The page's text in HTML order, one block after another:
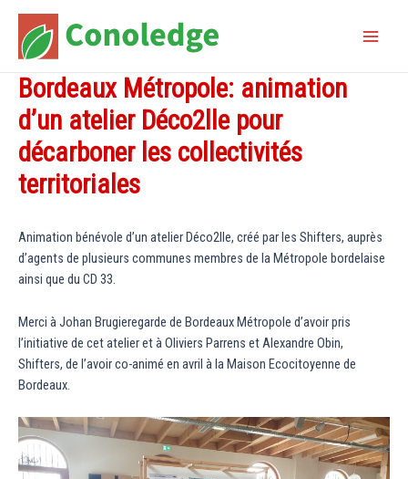
contenu
Bordeaux Métropole: animation
d’un atelier Déco2lle pour
décarboner les collectivités
territoriales
Animation bénévole d’un atelier Déco2lle, créé par les Shifters, auprès
d’agents de plusieurs communes membres de la Métropole bordelaise
ainsi que du CD 33.
Merci à Johan Brugieregarde de Bordeaux Métropole d’avoir pris
l’initiative de cet atelier et à Oliviers Parrens et Alexandre Obin,
Shifters, de l’avoir co-animé en avril à la Maison Ecocitoyenne de
Bordeaux.